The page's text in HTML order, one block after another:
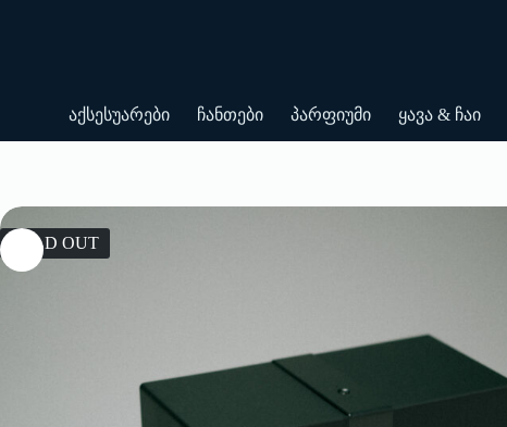
აქსესუარები ჩანთები პარფიუმი ყავა & ჩაი
SOLD OUT